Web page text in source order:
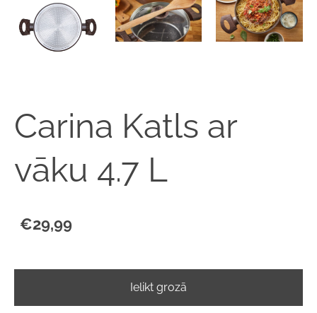
Carina Katls ar
vāku 4.7 L
€29,99
Ielikt grozā